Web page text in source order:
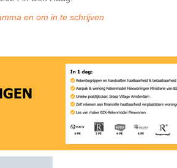
en om in te schrijven